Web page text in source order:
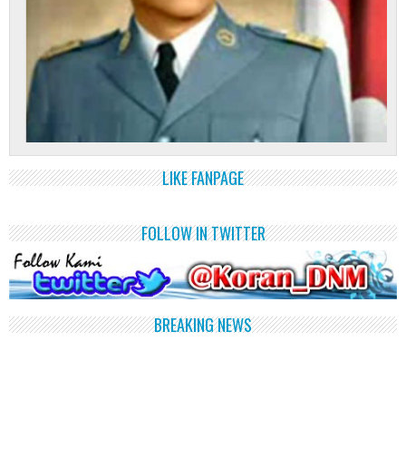
LIKE FANPAGE
FOLLOW IN TWITTER
BREAKING NEWS